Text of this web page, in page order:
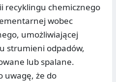
recyklingu chemicznego
wobec
umożliwiającej
strumieni odpadów,
lub spalane.
uwagę, że do